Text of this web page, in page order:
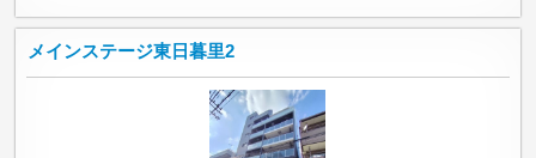
メインステージ東日暮里2